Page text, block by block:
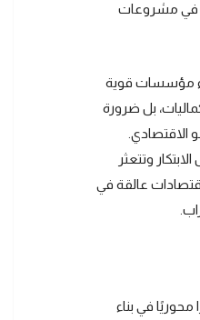
في مشروعات
مؤسسات قوية
بل ضرورة
الاقتصادي.
وتتعثر
عالقة في
في بناء